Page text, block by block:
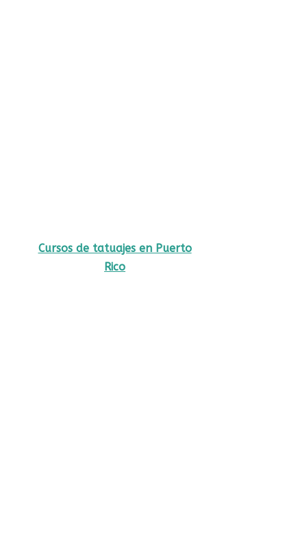
Cursos de tatuajes en Puerto
Rico